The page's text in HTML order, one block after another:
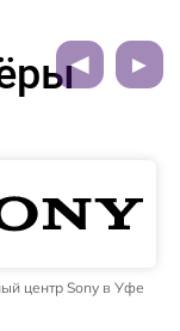
центр Sony в Уфе